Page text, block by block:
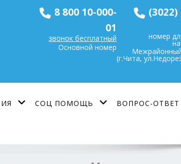
8 800 10-000-
01
звонок бесплатный
Основной номер
(3022)
номер
(г.Чита,
СОЦ ПОМОЩЬ ВОПРОС-ОТВЕТ